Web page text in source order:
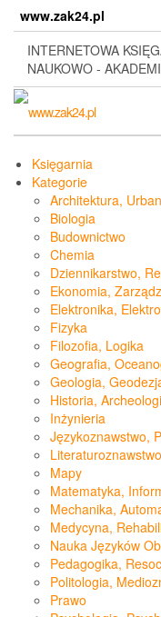
content
www.zak24.pl
INTERNETOWA
NAUKOWO -
Księgarnia
Kategorie
Architektura,
Biologia
Budownictwo
Chemia
Dziennikarstwo,
Ekonomia,
Elektronika,
Fizyka
Filozofia, Logika
Geografia,
Geologia,
Historia,
Inżynieria
Językoznawstwo,
Literaturoznawstwo
Mapy
Matematyka,
Mechanika,
Medycyna,
Nauka Języków
Pedagogika,
Politologia,
Prawo